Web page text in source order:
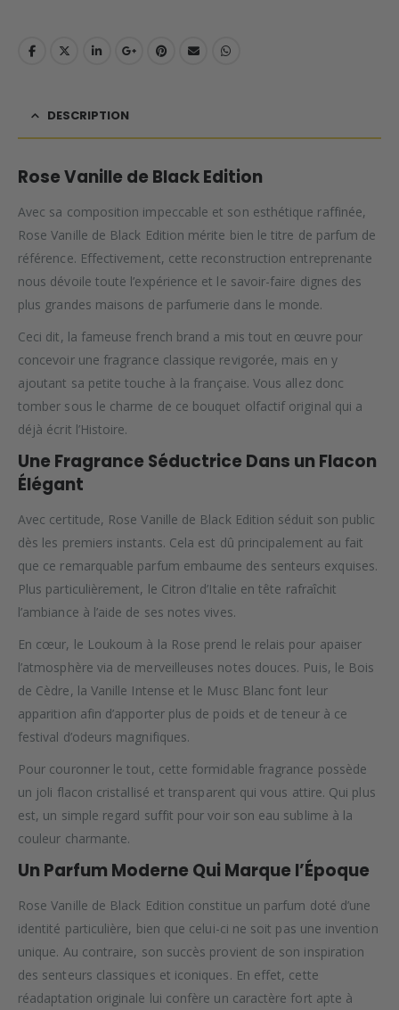
DESCRIPTION
Rose Vanille de Black Edition
Avec sa composition impeccable et son esthétique raffinée,
Rose Vanille de Black Edition mérite bien le titre de parfum de
référence. Effectivement, cette reconstruction entreprenante
nous dévoile toute l’expérience et le savoir-faire dignes des
plus grandes maisons de parfumerie dans le monde.
Ceci dit, la fameuse french brand a mis tout en œuvre pour
concevoir une fragrance classique revigorée, mais en y
ajoutant sa petite touche à la française. Vous allez donc
tomber sous le charme de ce bouquet olfactif original qui a
déjà écrit l’Histoire.
Une Fragrance Séductrice Dans un Flacon
Élégant
Avec certitude, Rose Vanille de Black Edition séduit son public
dès les premiers instants. Cela est dû principalement au fait
que ce remarquable parfum embaume des senteurs exquises.
Plus particulièrement, le Citron d’Italie en tête rafraîchit
l’ambiance à l’aide de ses notes vives.
En cœur, le Loukoum à la Rose prend le relais pour apaiser
l’atmosphère via de merveilleuses notes douces. Puis, le Bois
de Cèdre, la Vanille Intense et le Musc Blanc font leur
apparition afin d’apporter plus de poids et de teneur à ce
festival d’odeurs magnifiques.
Pour couronner le tout, cette formidable fragrance possède
un joli flacon cristallisé et transparent qui vous attire. Qui plus
est, un simple regard suffit pour voir son eau sublime à la
couleur charmante.
Un Parfum Moderne Qui Marque l’Époque
Rose Vanille de Black Edition constitue un parfum doté d’une
identité particulière, bien que celui-ci ne soit pas une invention
unique. Au contraire, son succès provient de son inspiration
des senteurs classiques et iconiques. En effet, cette
réadaptation originale lui confère un caractère fort apte à